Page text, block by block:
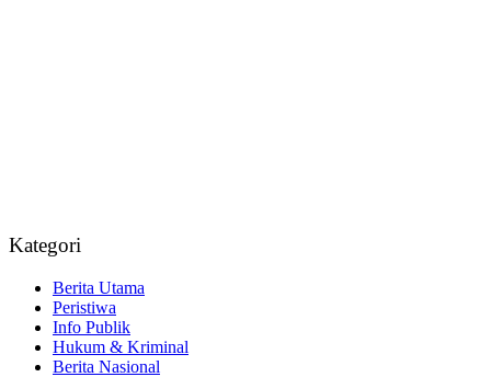
Kategori
Berita Utama
Peristiwa
Info Publik
Hukum & Kriminal
Berita Nasional